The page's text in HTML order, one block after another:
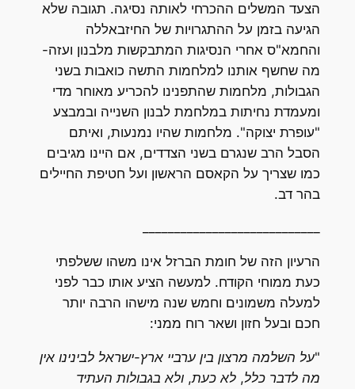
הצעד המשלים ההכרחי לאותה נסיגה. תגובה שלא
הגיעה בזמן על ההתגרויות של החיזבאללה
והחמא"ס אחרי הנסיגות המתבקשות מלבנון ועזה-
מה שחשף אותנו למלחמות התשה כואבות בשני
הגבולות, מלחמות שהתפנינו להכריע מאוחר מדי
ומעמדת נחיתות במלחמת לבנון השנייה ובמבצע
"עופרת יצוקה". מלחמות שהיו נמנעות, ואיתם
הסבל הרב שנגרם בשני הצדדים, אם היינו מגיבים
כמו שצריך על הקאסם הראשון ועל חטיפת החיילים
בהר דב.
הרעיון הזה של חומת הברזל אינו משהו ששלפתי
כעת ממוחי הקודח. למעשה הציע אותו כבר לפני
למעלה משמונים וחמש שנה מישהו הרבה יותר
חכם ובעל חזון ושאר רוח ממני:
"על השלמה מרצון בין ערביי ארץ-ישראל לבינינו אין
מה לדבר כלל, לא כעת, ולא בגבולות העתיד